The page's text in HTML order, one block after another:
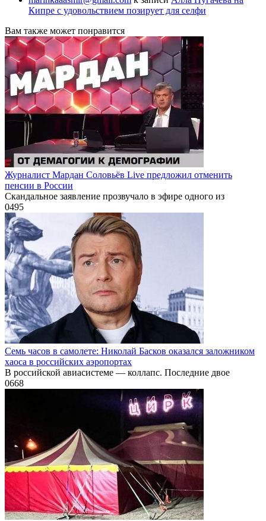
Кипре с удовольствием позирует для селфи
Вам также может понравится
Журналист Мардан Соловьёв Live предложил отменить
пенсии в России
Скандальное заявление прозвучало в эфире одного из
0495
Семь часов в самолете: Николай Басков оказался заложником
хаоса в российских аэропортах
В российской авиасистеме — коллапс. Последние двое
0668